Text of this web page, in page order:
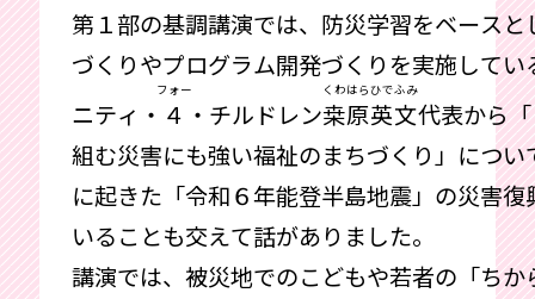
第１部の基調講演では、防災学習をベース
づくりやプログラム開発づくりを実施して
ニティ・ ４
フォー
・チルドレン桒原英文
くわはらひでふみ
代表から
組む災害にも強い福祉のまちづくり」につ
に起きた「令和６年能登半島地震」の災害
いることも交えて話がありました。
講演では、被災地でのこどもや若者の「ち